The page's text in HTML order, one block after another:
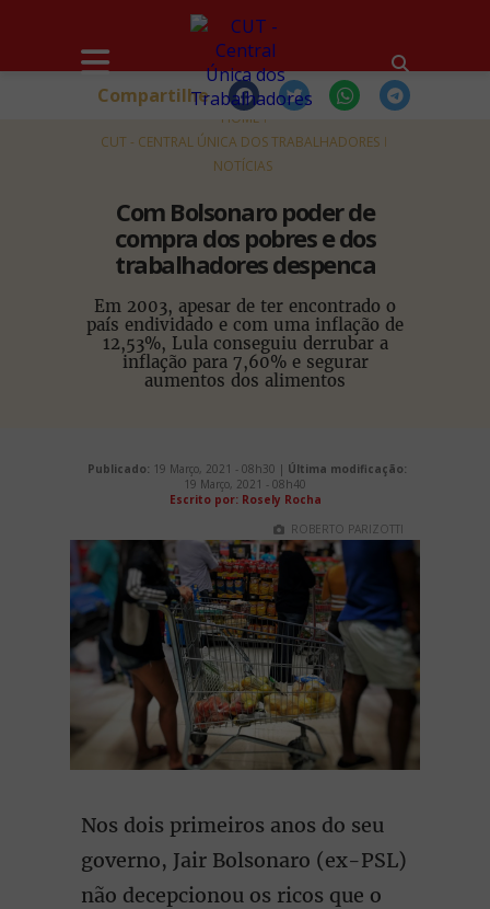
HOME
CUT - CENTRAL ÚNICA DOS TRABALHADORES
NOTÍCIAS
Com Bolsonaro poder de
compra dos pobres e dos
trabalhadores despenca
Em 2003, apesar de ter encontrado o
país endividado e com uma inflação de
12,53%, Lula conseguiu derrubar a
inflação para 7,60% e segurar
aumentos dos alimentos
Compartilhe
Publicado: 19 Março, 2021 - 08h30 | Última modificação:
19 Março, 2021 - 08h40
Escrito por: Rosely Rocha
ROBERTO PARIZOTTI
Nos dois primeiros anos do seu
governo, Jair Bolsonaro (ex-PSL)
não decepcionou os ricos que o